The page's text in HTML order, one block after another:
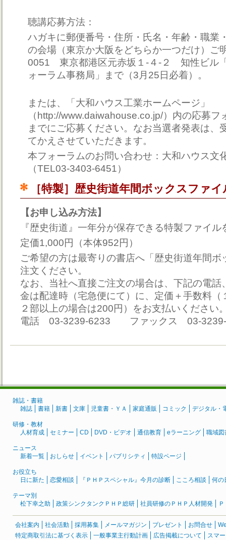
聴講応募方法：
ハガキに郵便番号・住所・氏名・年齢・職業
の会場（東京か大阪をどちらか一つだけ）ご
0051 東京都港区元赤坂１‐４‐２ 知性ビル
ォーラム事務局」まで（3月25日必着）。
または、「大和ハウス工業ホームページ」
（http://www.daiwahouse.co.jp/）内の応募フ
までにご応募ください。なお当選者発表は、
てかえさせていただきます。
本フォーラムのお問い合わせ：大和ハウス文
（TEL03-3403-6451）
［特製］歴史街道年間ボックスファイ
【お申し込み方法】
『歴史街道』一年分が保存できる特製ファイ
定価1,000円（本体952円）
ご希望の方は最寄りの書店へ「歴史街道年間ボ
注文ください。
なお、当社へ直接ご注文の場合は、下記の電話
金は配達時（宅急便にて）に、定価＋手数料（
２部以上の場合は200円）をお支払いください
電話 03-3239-6233 ファックス 03-3239-
雑誌・書籍
雑誌
書籍 新書 文庫 児童書・ＹＡ 家庭通販 コミック デジタル・
研修・教材
人材育成
セミナー CD DVD・ビデオ 通信教育 eラーニング 職域図
ニュース
新着一覧
おしらせ イベント パブリシティ 特設ページ
お役立ち
日に新た
恋愛相談 『ＰＨＰスペシャル』今月の診断 こころ相談 何の
テーマ別
松下幸之助
政策シンクタンクＰＨＰ総研 社員研修のＰＨＰ人材開発
会社案内 社会活動 採用募集 メールマガジン プレゼント お問合せ
特定商取引法に基づく表示
一般事業主行動計画 広告掲載について スマ